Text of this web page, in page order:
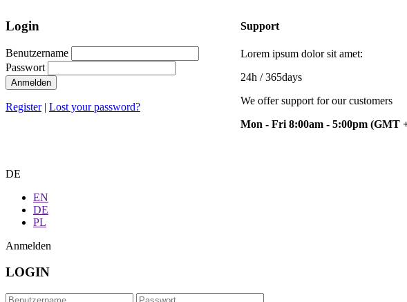
Login
Benutzername
Passwort
Anmelden
Register| Lost your password?
Support
Lorem ipsum dolor sit amet:
24h / 365days
We offer support for our customers
Mon - Fri 8:00am - 5:00pm (GMT
DE
EN
DE
PL
Anmelden
LOGIN